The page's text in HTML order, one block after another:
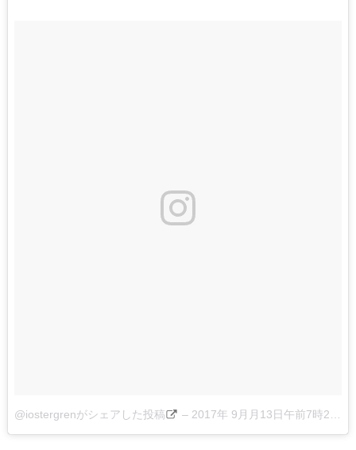
@iostergrenがシェアした投稿 – 2017年 9月月13日午前7時27分PDT